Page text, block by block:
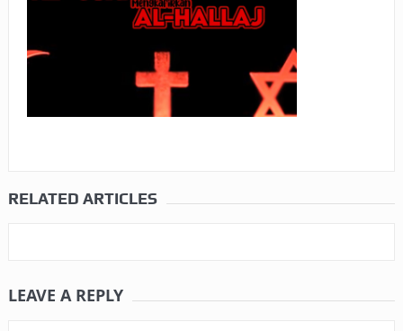
RELATED ARTICLES
LEAVE A REPLY